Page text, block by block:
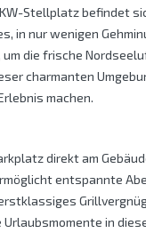
Stellplatz befindet
in nur wenigen
die frische
charmanten
machen.
direkt am
entspannte
in